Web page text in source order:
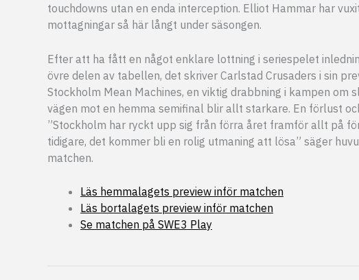
touchdowns utan en enda interception. Elliot Hammar har
mottagningar så här långt under säsongen.
Efter att ha fått en något enklare lottning i seriespelet
övre delen av tabellen, det skriver Carlstad Crusaders i sin
Stockholm Mean Machines, en viktig drabbning i kampen
vägen mot en hemma semifinal blir allt starkare. En förlust
”Stockholm har ryckt upp sig från förra året framför allt på
tidigare, det kommer bli en rolig utmaning att lösa” säger
matchen.
Läs hemmalagets preview inför matchen
Läs bortalagets preview inför matchen
Se matchen på SWE3 Play